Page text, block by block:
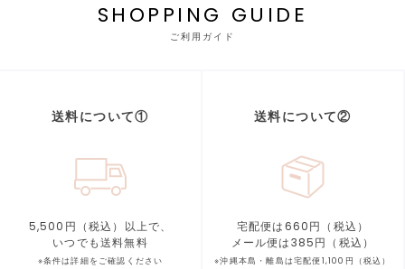
SHOPPING GUIDE
ご利用ガイド
送料について①
5,500円（税込）以上で、
いつでも送料無料
※条件は詳細をご確認ください
送料について②
宅配便は660円（税込）
メール便は385円（税込）
※沖縄本島・離島は宅配便1,100円（税込）